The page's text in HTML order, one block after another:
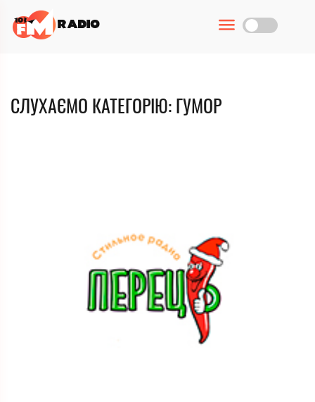
СЛУХАЄМО КАТЕГОРІЮ: ГУМОР